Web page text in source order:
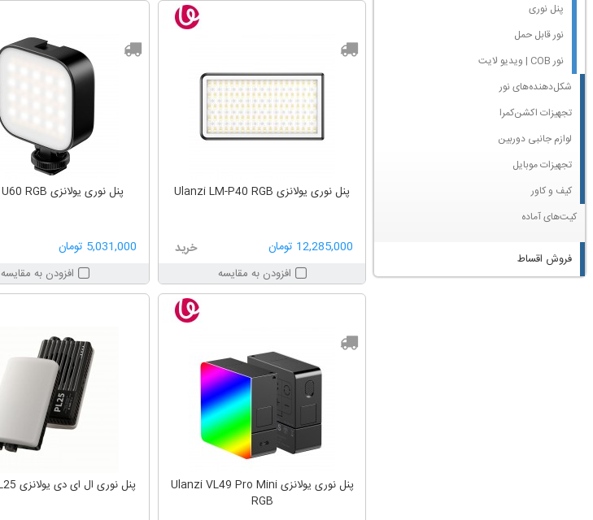
پنل نوری یولانزی Ulanzi LM-P40 RGB
12,285,000 تومان خرید
افزودن به مقایسه
پنل نوری یولانزی Ulanzi U60 RGB
5,031,000 تومان
افزودن به مقایسه
پنل نوری یولانزی Ulanzi VL49 Pro Mini
RGB
پنل نوری ال ای دی یولانزی Ulanzi PL25
پنل نوری
نور قابل حمل
نور COB | ویدیو لایت
شکل‌دهنده‌های نور
تجهیزات اکشن‌کمرا
لوازم جانبی دوربین
تجهیزات موبایل
کیف و کاور
کیت‌های آماده
فروش اقساط